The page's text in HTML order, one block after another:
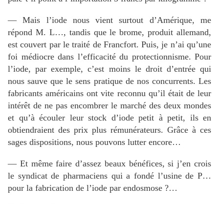
— Mais l’iode nous vient surtout d’Amérique, me
répond M. L…, tandis que le brome, produit allemand,
est couvert par le traité de Francfort. Puis, je n’ai qu’une
foi médiocre dans l’efficacité du protectionnisme. Pour
l’iode, par exemple, c’est moins le droit d’entrée qui
nous sauve que le sens pratique de nos concurrents. Les
fabricants américains ont vite reconnu qu’il était de leur
intérêt de ne pas encombrer le marché des deux mondes
et qu’à écouler leur stock d’iode petit à petit, ils en
obtiendraient des prix plus rémunérateurs. Grâce à ces
sages dispositions, nous pouvons lutter encore…
— Et même faire d’assez beaux bénéfices, si j’en crois
le syndicat de pharmaciens qui a fondé l’usine de P…
pour la fabrication de l’iode par endosmose ?…